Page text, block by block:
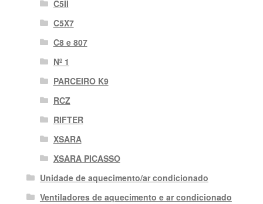
C5II
C5X7
C8 e 807
Nº 1
PARCEIRO K9
RCZ
RIFTER
XSARA
XSARA PICASSO
Unidade de aquecimento/ar condicionado
Ventiladores de aquecimento e ar condicionado